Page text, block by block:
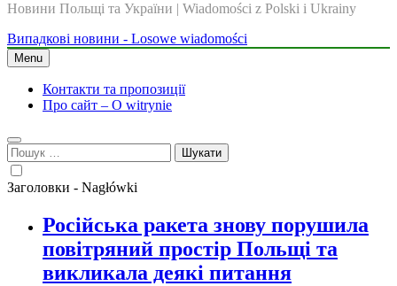
Новини Польщі та України | Wiadomości z Polski i Ukrainy
Випадкові новини - Losowe wiadomości
Menu
Контакти та пропозиції
Про сайт – O witrynie
Пошук:
Заголовки - Nagłówki
Російська ракета знову порушила
повітряний простір Польщі та
викликала деякі питання